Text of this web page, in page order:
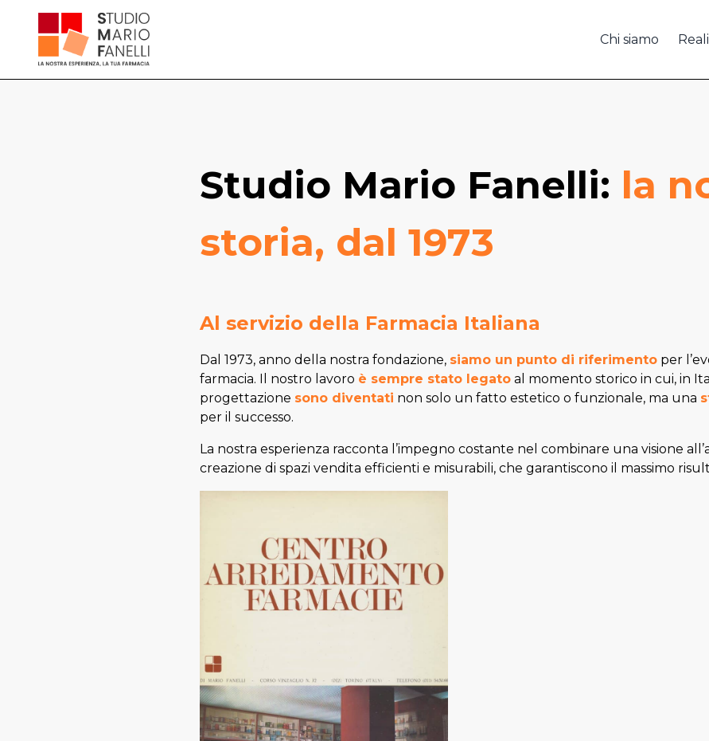
Chi siamo
Studio Mario Fanelli: la
storia, dal 1973
Al servizio della Farmacia Italiana
Dal 1973, anno della nostra fondazione, siamo un punto di riferimento per
farmacia. Il nostro lavoro è sempre stato legato al momento storico in cui, in
progettazione sono diventati non solo un fatto estetico o funzionale, ma una
per il successo.
La nostra esperienza racconta l’impegno costante nel combinare una visione
creazione di spazi vendita efficienti e misurabili, che garantiscono il massimo